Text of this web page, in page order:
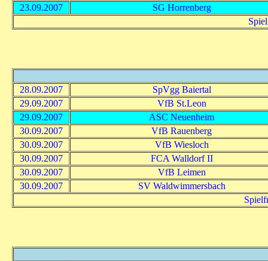
23.09.2007
SG Horrenberg
28.09.2007
SpVgg Baiertal
29.09.2007
VfB St.Leon
29.09.2007
ASC Neuenheim
30.09.2007
VfB Rauenberg
30.09.2007
VfB Wiesloch
30.09.2007
FCA Walldorf II
30.09.2007
VfB Leimen
30.09.2007
SV Waldwimmersbach